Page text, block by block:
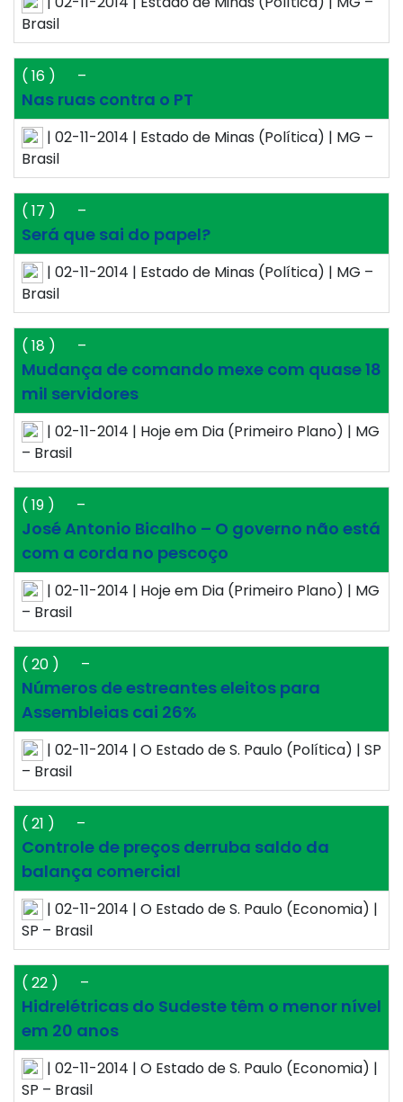
Brasil
( 16 ) –
Nas ruas contra o PT
| 02-11-2014 | Estado de Minas (Política) | MG –
Brasil
( 17 ) –
Será que sai do papel?
| 02-11-2014 | Estado de Minas (Política) | MG –
Brasil
( 18 ) –
Mudança de comando mexe com quase 18
mil servidores
| 02-11-2014 | Hoje em Dia (Primeiro Plano) | MG
– Brasil
( 19 ) –
José Antonio Bicalho – O governo não está
com a corda no pescoço
| 02-11-2014 | Hoje em Dia (Primeiro Plano) | MG
– Brasil
( 20 ) –
Números de estreantes eleitos para
Assembleias cai 26%
| 02-11-2014 | O Estado de S. Paulo (Política) | SP
– Brasil
( 21 ) –
Controle de preços derruba saldo da
balança comercial
| 02-11-2014 | O Estado de S. Paulo (Economia) |
SP – Brasil
( 22 ) –
Hidrelétricas do Sudeste têm o menor nível
em 20 anos
| 02-11-2014 | O Estado de S. Paulo (Economia) |
SP – Brasil